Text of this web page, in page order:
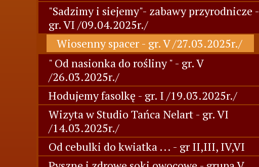
"Sadzimy i siejemy"- zabawy przyrodnicze -
gr. VI /09.04.2025r./
Wiosenny spacer - gr. V /27.03.2025r./
" Od nasionka do rośliny " - gr. V
/26.03.2025r./
Hodujemy fasolkę - gr. I /19.03.2025r./
Wizyta w Studio Tańca Nelart - gr. VI
/14.03.2025r./
Od cebulki do kwiatka ... - gr II,III, IV,VI